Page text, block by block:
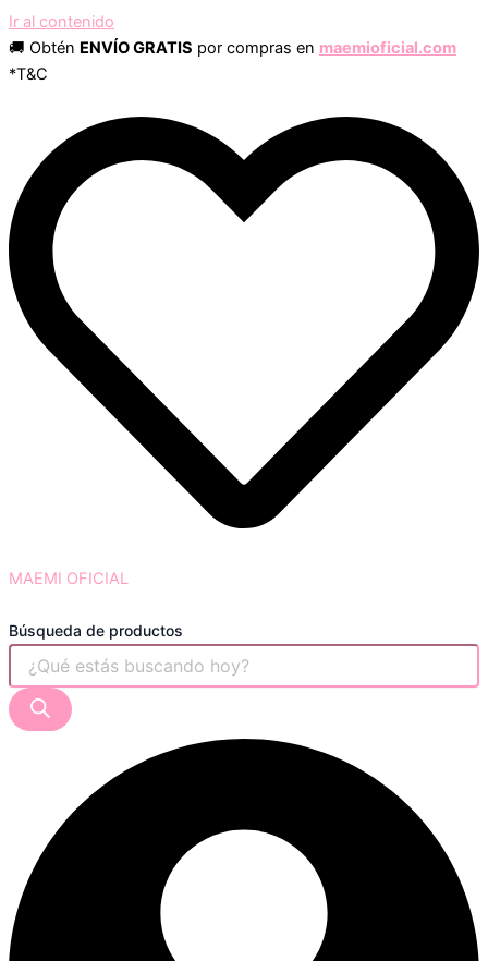
Ir al contenido
🚚 Obtén ENVÍO GRATIS por compras en maemioficial.com
*T&C
MAEMI OFICIAL
Búsqueda de productos